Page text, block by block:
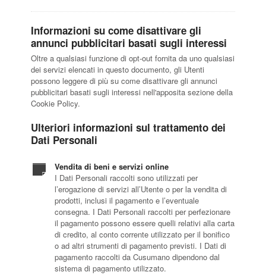
Informazioni su come disattivare gli
annunci pubblicitari basati sugli interessi
Oltre a qualsiasi funzione di opt-out fornita da uno qualsiasi
dei servizi elencati in questo documento, gli Utenti
possono leggere di più su come disattivare gli annunci
pubblicitari basati sugli interessi nell'apposita sezione della
Cookie Policy.
Ulteriori informazioni sul trattamento dei
Dati Personali
Vendita di beni e servizi online
I Dati Personali raccolti sono utilizzati per
l’erogazione di servizi all’Utente o per la vendita di
prodotti, inclusi il pagamento e l’eventuale
consegna. I Dati Personali raccolti per perfezionare
il pagamento possono essere quelli relativi alla carta
di credito, al conto corrente utilizzato per il bonifico
o ad altri strumenti di pagamento previsti. I Dati di
pagamento raccolti da Cusumano dipendono dal
sistema di pagamento utilizzato.